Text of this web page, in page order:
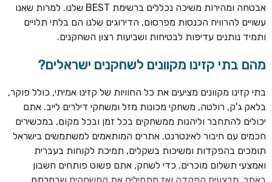
חבילת קבלת פנים: בונוס 100% עד 300€ + 100 ספיני בונוס על
ההפקדה הראשונה
CASOO
בונוס מתגלגל עד 2,000 ₪ + 200 ספינים חינם לשחקנים
חדשים
ROYSPINS
חינם על ההפקדות הראשונות
אבטחה ומהירות משיכה נכללים ברשימת BEST שלנו. למרות שאנו
עשויים להרוויח הכנסות מפרסום, הדירוגים שלנו הם בלתי תלויים
ותמיד נותנים עדיפות לבטיחות ושביעות רצון השחקנים.
מהם בתי קזינו מקוונים לשחקנים ישראלים?
בתי קזינו מקוונים מציעים את כל החוויות של קזינו אמיתי, כולל פוקר,
בלאק ג'ק, רולטה, משחקי מכונות מזל ומשחקי דילרים לייב. אתם
יכולים להתחבר וליהנות ממשחקים בכל זמן ובכל מקום, במכשירים
חכמים עם חיבור לאינטרנט. אתרים המותאמים למשתמשים בישראל
תומכים בהפקדות ומשיכות בשקלים, תמיכת לקוחות בעברית
ואמצעי תשלום מוכרים. כדי לשחק, אתם פשוט פותחים חשבון